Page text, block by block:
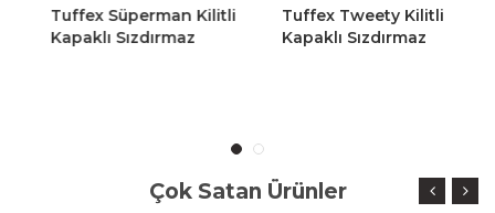
Tuffex Süperman Kilitli
Kapaklı Sızdırmaz
Tuffex Tweety Kilitli
Kapaklı Sızdırmaz
Çok Satan Ürünler